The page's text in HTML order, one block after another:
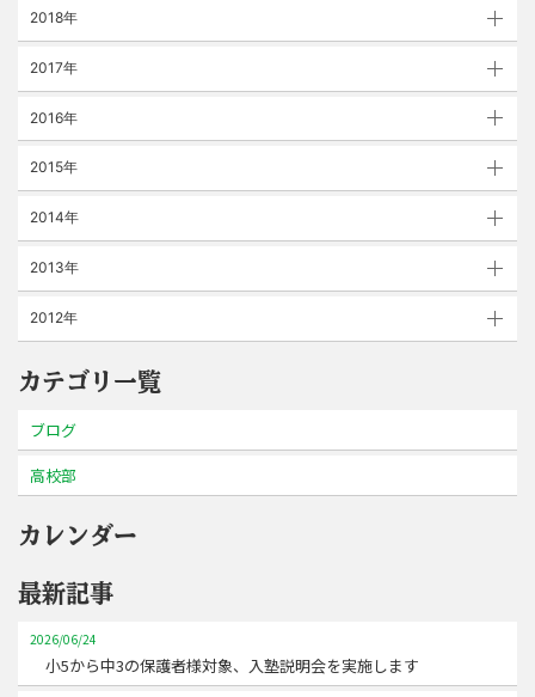
2018年
2017年
2016年
2015年
2014年
2013年
2012年
カテゴリ一覧
ブログ
高校部
カレンダー
最新記事
2026/06/24
小5から中3の保護者様対象、入塾説明会を実施します